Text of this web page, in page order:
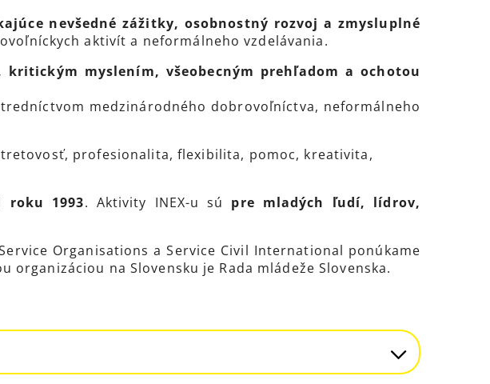
nevšedné zážitky, osobnostný rozvoj a zmysluplné
aktivít a neformálneho vzdelávania.
myslením, všeobecným prehľadom a ochotou
medzinárodného dobrovoľníctva, neformálneho
profesionalita, flexibilita, pomoc, kreativita,
roku 1993. Aktivity INEX-u sú pre mladých ľudí, lídrov,
Organisations a Service Civil International ponúkame
na Slovensku je Rada mládeže Slovenska.